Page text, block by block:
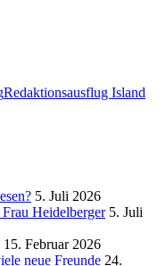
Redaktionsausflug Island
5. Juli 2026
Heidelberger 5. Juli
15. Februar 2026
neue Freunde 24.